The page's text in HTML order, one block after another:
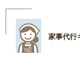
家事代行